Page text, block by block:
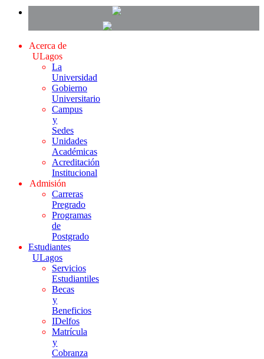
Acerca de
ULagos
La
Universidad
Gobierno
Universitario
Campus
y
Sedes
Unidades
Académicas
Acreditación
Institucional
Admisión
Carreras
Pregrado
Programas
de
Postgrado
Estudiantes
ULagos
Servicios
Estudiantiles
Becas
y
Beneficios
IDelfos
Matrícula
y
Cobranza